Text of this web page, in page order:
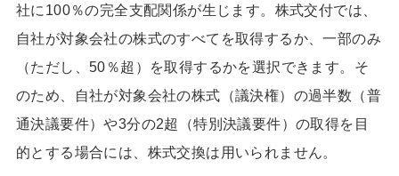
社に100％の完全支配関係が生じます。株式交付では、
自社が対象会社の株式のすべてを取得するか、一部のみ
（ただし、50％超）を取得するかを選択できます。そ
のため、自社が対象会社の株式（議決権）の過半数（普
通決議要件）や3分の2超（特別決議要件）の取得を目
的とする場合には、株式交換は用いられません。